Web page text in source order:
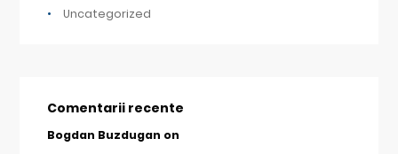
Uncategorized
Comentarii recente
Bogdan Buzdugan on